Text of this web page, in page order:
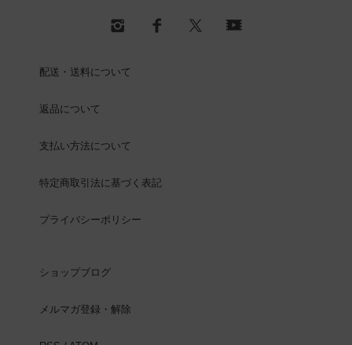
配送・送料について
返品について
支払い方法について
特定商取引法に基づく表記
プライバシーポリシー
ショップブログ
メルマガ登録・解除